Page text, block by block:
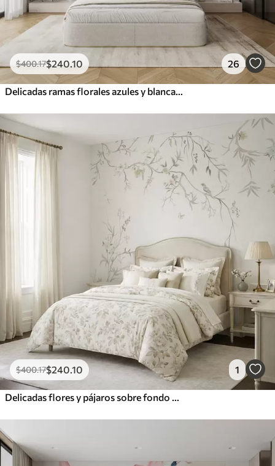
$400.17$240 .10 26
$400.17$240 .10 1